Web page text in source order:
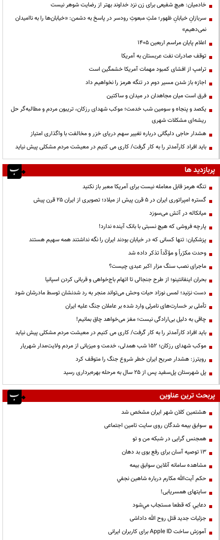
خادمیان: هیچ شفیعی برای زن نزد خداوند بهتر از رضایت شوهر نیست
سربازانِ خیابانِ ظهور؛ ملتِ مبعوثِ رودسر در پاسخ به دشمن: «خیابان‌ها را به ناامیدان
نمی‌دهیم»
اعلام پایان مراسم اربعین ۱۴۰۵
توقف صادرات نفت عربستان به آمریکا
ترامپ از افشای کمبود مهمات آمریکا خشمگین است
اجازه باز شدن مسیر دوم در تنگه هرمز را نخواهیم داد
فرق است میان مجاهدان در میدان و ساکتین
یکصد و پنجاه و سومین شب خدمت؛ موکب شهدای رزکان، تریبون مردم و مطالبه‌گر حل
ریشه‌ای مشکلات شهری
هشدار حاجی دلیگانی درباره تغییر سهم دریای خزر و مخالفت با واگذاری امتیاز
باید افراد کارآمدتر را به کار گرفت/ کاری می کنیم در معیشت مردم مشکلی پیش نیاید
پربازدید ها
تنگه هرمز قابل معامله نیست برای آمریکا معبر باز نکنید
گستره امپراتوری ایران در ۵ قرن پیش از میلاد؛ تصویری از ایران ۲۵ قرن پیش
میانکاله در آتش می‌سوزد
پارچه فروشی که هیچ نسبتی با بانک آینده ندارد!
پزشکیان: تنها کسانی که در خیابان بودند ایران را نگه نداشتند همه سهیم هستند
وحدت مکرّراً و مؤکّداً تذکر داده شد
ماجرای نصب سنگ مزار اکبر عبدی چیست؟
بحران اینفانتینو؛ از طرح جنجالی تا اتهام باج‌خواهی و قربانی کردن اسپانیا
دست نزنید؛ لمس نوزاد حیات وحش می‌تواند منجر به رد شدنشان توسط مادرشان شود
تأملی بر خسارت‌های نامرئی وارد شده بر عاملان جنگ علیه ایران
چاقی به دلیل بی‌ارادگی نیست؛ مغز می‌خواهد چاق بمانیم!
باید افراد کارآمدتر را به کار گرفت/ کاری می کنیم در معیشت مردم مشکلی پیش نیاید
موکب شهدای رزکان؛ ۱۵۲ شب همدلی، خدمت و میزبانی از مردم ولایت‌مدار شهریار
رویترز: هشدار صریح ایران خطر شروع جنگ را متوقف کرد
پل شهرستان پل‌سفید پس از ۲۵ سال به مرحله بهره‌برداری رسید
پربحث ترین عناوین
هشتمین کلان شهر ایران مشخص شد
سوابق بیمه شدگان روی سایت تامین اجتماعی
همجنس گرایی در شبکه من و تو
13 توصیه آسان برای رفع بوی بد دهان
مشاهده سامانه آنلاين سوابق بیمه
حكم آيت‌الله مكارم درباره شاهين نجفي
سایتهای همسریابی!
دعايي كه قطعا مستجاب مي‌شود
جزئیات جدید قتل روح الله داداشی
آموزش ساخت Apple ID برای کاربران ایرانی